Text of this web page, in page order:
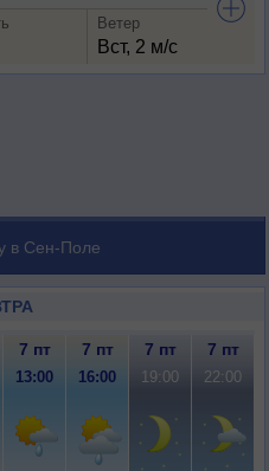
Ветер
Вст, 2 м/с
в Сен-Поле
7 пт 7 пт 7 пт 7 пт
13:00 16:00 19:00 22:00